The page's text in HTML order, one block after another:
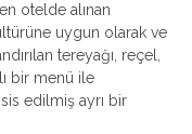
otelde alınan
uygun olarak ve
tereyağı, reçel,
bir menü ile
edilmiş ayrı bir